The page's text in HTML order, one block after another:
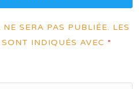
SERA PAS PUBLIÉE. LES
INDIQUÉS AVEC *